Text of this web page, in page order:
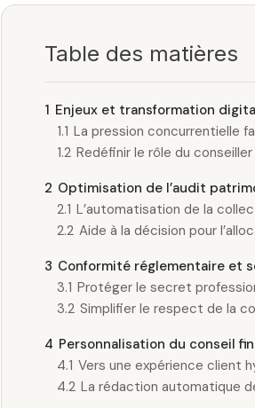
Table des matières
1 Enjeux et transformation
1.1 La pression concurrentielle
1.2 Redéfinir le rôle du
2 Optimisation de l’audit
2.1 L’automatisation de la
2.2 Aide à la décision pour
3 Conformité réglementaire et
3.1 Protéger le secret
3.2 Simplifier le respect de la
4 Personnalisation du conseil
4.1 Vers une expérience client
4.2 La rédaction automatique